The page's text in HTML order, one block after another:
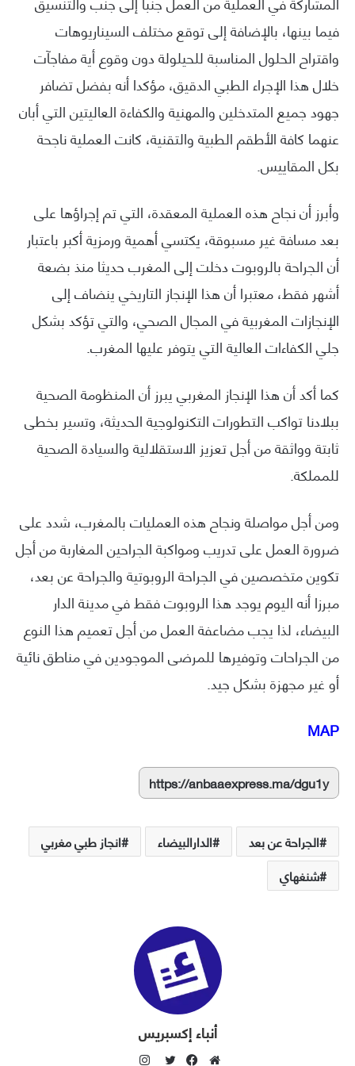
فيما بينها، بالإضافة إلى توقع مختلف السيناريوهات
واقتراح الحلول المناسبة للحيلولة دون وقوع أية مفاجآت
خلال هذا الإجراء الطبي الدقيق، مؤكدا أنه بفضل تضافر
جهود جميع المتدخلين والمهنية والكفاءة العاليتين التي أبان
عنهما كافة الأطقم الطبية والتقنية، كانت العملية ناجحة
بكل المقاييس.
وأبرز أن نجاح هذه العملية المعقدة، التي تم إجراؤها على
بعد مسافة غير مسبوقة، يكتسي أهمية ورمزية أكبر باعتبار
أن الجراحة بالروبوت دخلت إلى المغرب حديثا منذ بضعة
أشهر فقط، معتبرا أن هذا الإنجاز التاريخي ينضاف إلى
الإنجازات المغربية في المجال الصحي، والتي تؤكد بشكل
جلي الكفاءات العالية التي يتوفر عليها المغرب.
كما أكد أن هذا الإنجاز المغربي يبرز أن المنظومة الصحية
ببلادنا تواكب التطورات التكنولوجية الحديثة، وتسير بخطى
ثابتة وواثقة من أجل تعزيز الاستقلالية والسيادة الصحية
للمملكة.
ومن أجل مواصلة ونجاح هذه العمليات بالمغرب، شدد على
ضرورة العمل على تدريب ومواكبة الجراحين المغاربة من أجل
تكوين متخصصين في الجراحة الروبوتية والجراحة عن بعد،
مبرزا أنه اليوم يوجد هذا الروبوت فقط في مدينة الدار
البيضاء، لذا يجب مضاعفة العمل من أجل تعميم هذا النوع
من الجراحات وتوفيرها للمرضى الموجودين في مناطق نائية
أو غير مجهزة بشكل جيد.
MAP
https://anbaaexpress.ma/dgu1y
الجراحة عن بعد الدارالبيضاء
انجاز طبي مغربي
شنغهاي
أنباء إكسبريس